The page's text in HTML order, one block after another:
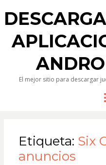
El mejor sitio para descargar
Etiqueta: Six
anuncios